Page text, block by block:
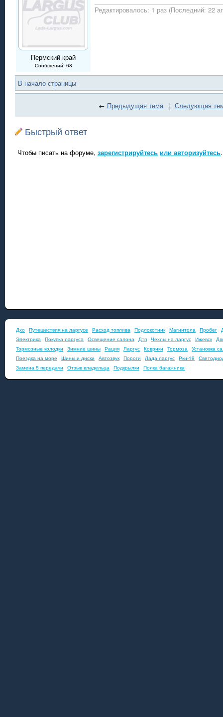
Пермский край
Сообщений: 68
Редактировалось: 1 раз (Последний: 22
В начало страницы
← Предыдущая тема | Следующая
Быстрый ответ
Чтобы писать на форуме, зарегистрируйтесь или авторизуйтесь.
Дхо Путешествия на ларгусе Расход топлива Подлокотник Магнитола Пробег
Электрика Покупка ларгуса Освещение салона Дтп Чехлы на ларгус Ижевск
Тормозные колодки
Зимние шины Рация Ларгус Коврики Тормоза Установка
Поездка на море
Шины и диски Автозвук Пороги Лада ларгус Рки-19
Замена 5 передачи
Отзыв владельца Подкрылки Полка багажника